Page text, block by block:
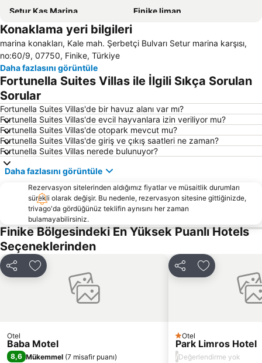
Setur Kaş Marina
Finike liman
Yanartaş Antalya
Myra
Finike Limanı
Setur Finike Marina
Nautilus Diving Center
Limyra
Kesme Bogaz
Konaklama yeri bilgileri
marina konakları, Kale mah. Şerbetçi Bulvarı Setur marina karşısı,
no:60/9, 07750, Finike, Türkiye
Daha fazlasını görüntüle
Fortunella Suites Villas ile İlgili Sıkça Sorulan
Sorular
Fortunella Suites Villas'de bir havuz alanı var mı?
Fortunella Suites Villas'de evcil hayvanlara izin veriliyor mu?
Fortunella Suites Villas'de otopark mevcut mu?
Fortunella Suites Villas'de giriş ve çıkış saatleri ne zaman?
Fortunella Suites Villas nerede bulunuyor?
Daha fazlasını görüntüle
Rezervasyon sitelerinden aldığımız fiyatlar ve müsaitlik durumları
sürekli olarak değişir. Bu nedenle, rezervasyon sitesine gittiğinizde,
trivago'da gördüğünüz teklifin aynısını her zaman
bulamayabilirsiniz.
Finike Bölgesindeki En Yüksek Puanlı Hotels
Seçeneklerinden
Paylaş Favorilerime ekle
Otel
Baba Motel
8,6 Mükemmel (7 misafir puanı)
Paylaş Favorilerime
1 Yıldız
Otel
Park Limros Hotel
/Değerlendirme yok